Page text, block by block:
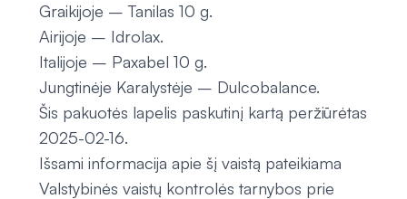
Graikijoje – Tanilas 10 g.
Airijoje – Idrolax.
Italijoje – Paxabel 10 g.
Jungtinėje Karalystėje – Dulcobalance.
Šis pakuotės lapelis paskutinį kartą peržiūrėtas
2025-02-16.
Išsami informacija apie šį vaistą pateikiama
Valstybinės vaistų kontrolės tarnybos prie